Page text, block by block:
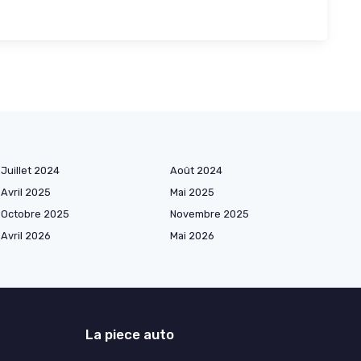
Juillet 2024
Août 2024
Avril 2025
Mai 2025
Octobre 2025
Novembre 2025
Avril 2026
Mai 2026
La piece auto